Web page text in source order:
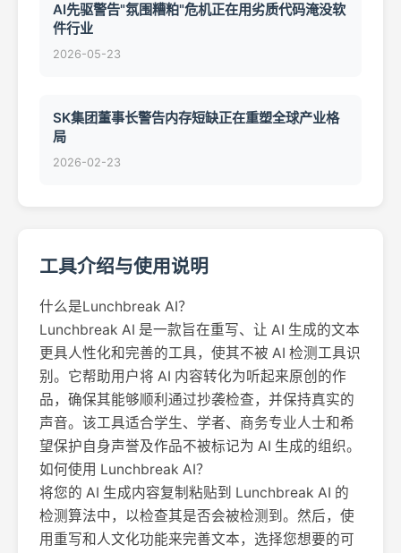
AI先驱警告"氛围糟粕"危机正在用劣质代码淹没软
件行业
2026-05-23
SK集团董事长警告内存短缺正在重塑全球产业格
局
2026-02-23
工具介绍与使用说明
什么是Lunchbreak AI？
Lunchbreak AI 是一款旨在重写、让 AI 生成的文本
更具人性化和完善的工具，使其不被 AI 检测工具识
别。它帮助用户将 AI 内容转化为听起来原创的作
品，确保其能够顺利通过抄袭检查，并保持真实的
声音。该工具适合学生、学者、商务专业人士和希
望保护自身声誉及作品不被标记为 AI 生成的组织。
如何使用 Lunchbreak AI？
将您的 AI 生成内容复制粘贴到 Lunchbreak AI 的
检测算法中，以检查其是否会被检测到。然后，使
用重写和人文化功能来完善文本，选择您想要的可